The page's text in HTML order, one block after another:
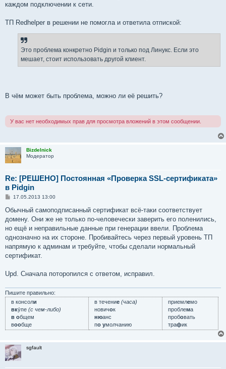
каждом подключении к сети.
ТП Redhelper в решении не помогла и ответила отпиской:
Это проблема конкретно Pidgin и только под Линукс. Если это
мешает, стоит использовать другой клиент.
В чём может быть проблема, можно ли её решить?
У вас нет необходимых прав для просмотра вложений в этом сообщении.
Bizdelnick
Модератор
Re: [РЕШЕНО] Постоянная «Проверка SSL-сертификата»
в Pidgin
С
о
щ
е
и
е
17.05.2013 13:00
Обычный самоподписанный сертификат всё-таки соответствует
домену. Они же не только по-человечески заверить его поленились,
но ещё и неправильные данные при генерации ввели. Проблема
однозначно на их стороне. Пробивайтесь через первый уровень ТП
напрямую к админам и требуйте, чтобы сделали нормальный
сертификат.
Upd. Сначала поторопился с ответом, исправил.
Пишите правильно:
в консоли
вку́пе (с чем-либо)
в общем
вообще
в течение (часа)
новичок
нюанс
по умолчанию
приемлемо
проблема
пробовать
трафик
sgfault